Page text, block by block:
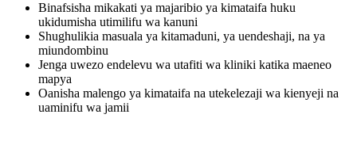
Binafsisha mikakati ya majaribio ya kimataifa huku
ukidumisha utimilifu wa kanuni
Shughulikia masuala ya kitamaduni, ya uendeshaji, na ya
miundombinu
Jenga uwezo endelevu wa utafiti wa kliniki katika maeneo
mapya
Oanisha malengo ya kimataifa na utekelezaji wa kienyeji na
uaminifu wa jamii